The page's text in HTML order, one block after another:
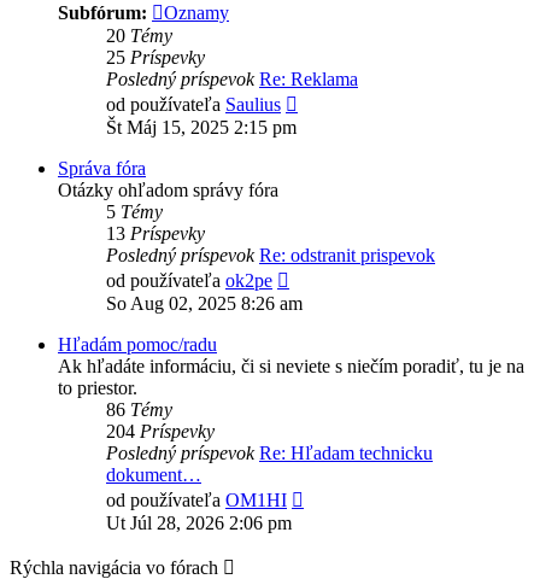
Subfórum:
Oznamy
20 Témy
25 Príspevky
Posledný príspevok Re: Reklama
od používateľa Saulius
Št Máj 15, 2025 2:15 pm
Správa fóra
Otázky ohľadom správy fóra
5 Témy
13 Príspevky
Posledný príspevok Re: odstranit prispevok
od používateľa ok2pe
posledný
So Aug 02, 2025 8:26 am
Hľadám pomoc/radu
Ak hľadáte informáciu, či si neviete s niečím poradiť, tu je na
to priestor.
86 Témy
204 Príspevky
Posledný príspevok Re: Hľadam technicku
dokument…
od používateľa OM1HI
Ut Júl 28, 2026 2:06 pm
Rýchla navigácia vo fórach